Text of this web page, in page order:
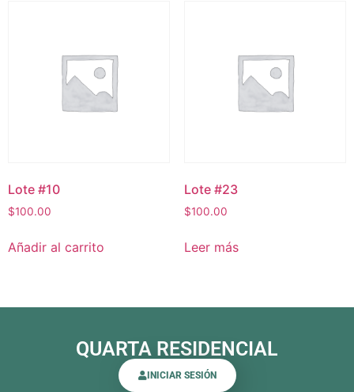
Lote #10
$100.00
Añadir al carrito
Lote #23
$100.00
Leer más
QUARTA RESIDENCIAL
INICIAR SESIÓN